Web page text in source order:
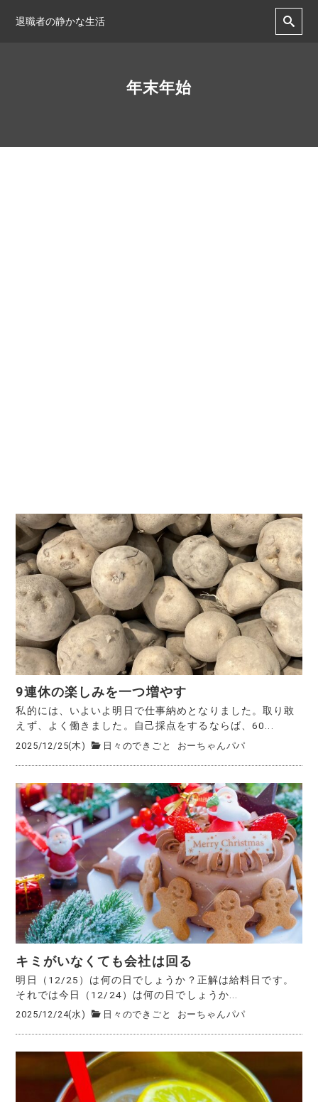
退職者の静かな生活
年末年始
9連休の楽しみを一つ増やす
私的には、いよいよ明日で仕事納めとなりました。取り敢
えず、よく働きました。自己採点をするならば、60...
2025/12/25(木) 日々のできごと おーちゃんパパ
キミがいなくても会社は回る
明日（12/25）は何の日でしょうか？正解は給料日です。
それでは今日（12/24）は何の日でしょうか...
2025/12/24(水) 日々のできごと おーちゃんパパ